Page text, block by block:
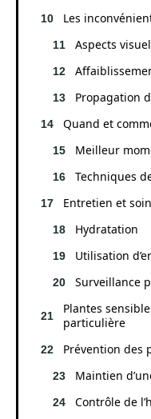
Les
Aspects
Propagation
Quand et
Meilleur
Techniques
Entretien et
Hydratation
Utilisation
Surveillance
Plantes
particulière
Prévention des
Maintien
Contrôle de